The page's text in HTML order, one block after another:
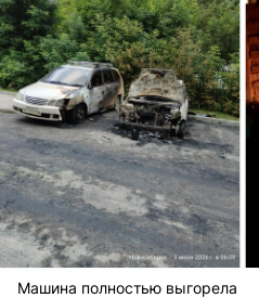
Машина полностью выгорела